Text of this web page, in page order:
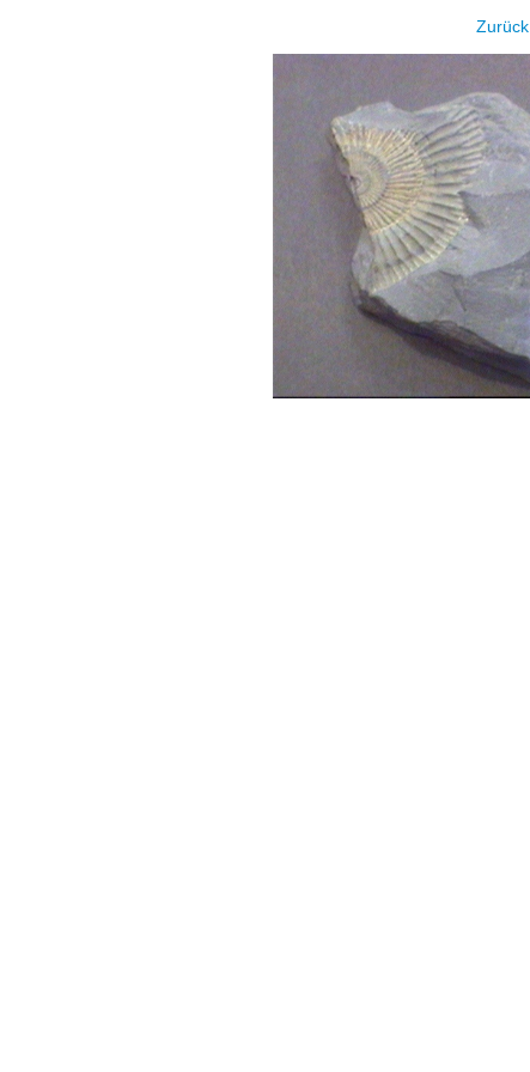
Zurück